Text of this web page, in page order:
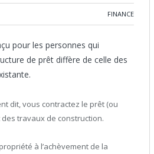
FINANCE
pour les personnes qui
de prêt diffère de celle des
dit, vous contractez le prêt (ou
travaux de construction.
à l’achèvement de la